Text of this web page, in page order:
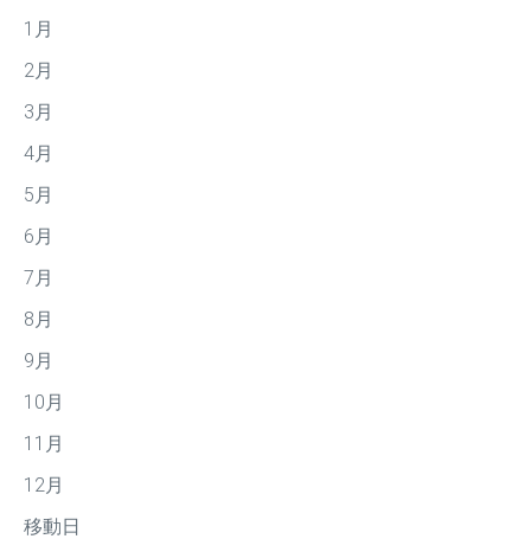
1月
2月
3月
4月
5月
6月
7月
8月
9月
10月
11月
12月
移動日